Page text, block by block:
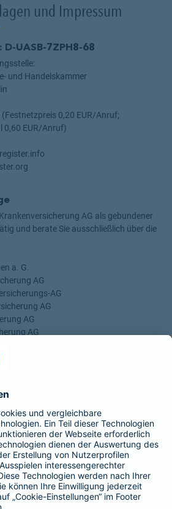
und Impressum
UASB-7ZPH8-68
und Handelskammer
0,20 EUR/Anruf;
0,60 EUR/Anruf)
AG als gebundener
und berate Sie ausschließlich über die
a. G.
AG
AG
AG
AG
AG
AG
AG
entrichtenden Versicherungsprämie
eV,
Berlin